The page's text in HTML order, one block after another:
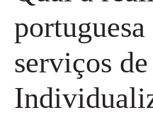
portuguesa
serviços